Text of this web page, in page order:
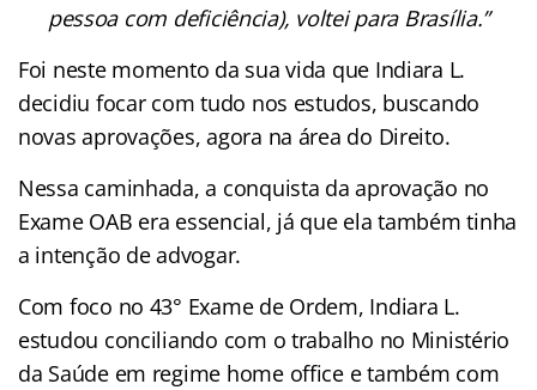
pessoa com deficiência), voltei para Brasília.”
Foi neste momento da sua vida que Indiara L.
decidiu focar com tudo nos estudos, buscando
novas aprovações, agora na área do Direito.
Nessa caminhada, a conquista da aprovação no
Exame OAB era essencial, já que ela também tinha
a intenção de advogar.
Com foco no 43° Exame de Ordem, Indiara L.
estudou conciliando com o trabalho no Ministério
da Saúde em regime home office e também com